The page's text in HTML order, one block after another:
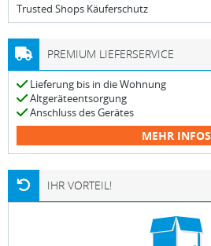
Trusted Shops Käuferschutz
PREMIUM LIEFERSERVICE
Lieferung bis in die Wohnung
Altgeräteentsorgung
Anschluss des Gerätes
MEHR INFOS
IHR VORTEIL!